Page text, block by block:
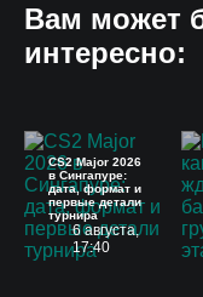
Вам может
интересно:
CS2 Major 2026
в Сингапуре:
дата, формат и
первые детали
турнира
6 августа,
17:40